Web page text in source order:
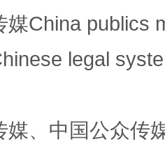
媒China publics
legal
媒、中国公众传